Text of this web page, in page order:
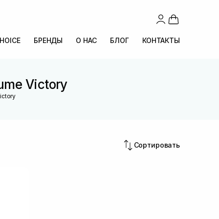
БРЕНДЫ О НАС БЛОГ КОНТАКТЫ
Victory
Сортировать